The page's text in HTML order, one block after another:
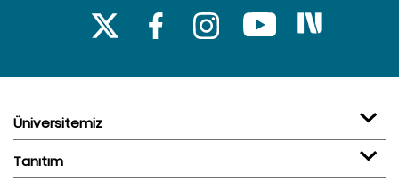
Üniversitemiz
Tanıtım